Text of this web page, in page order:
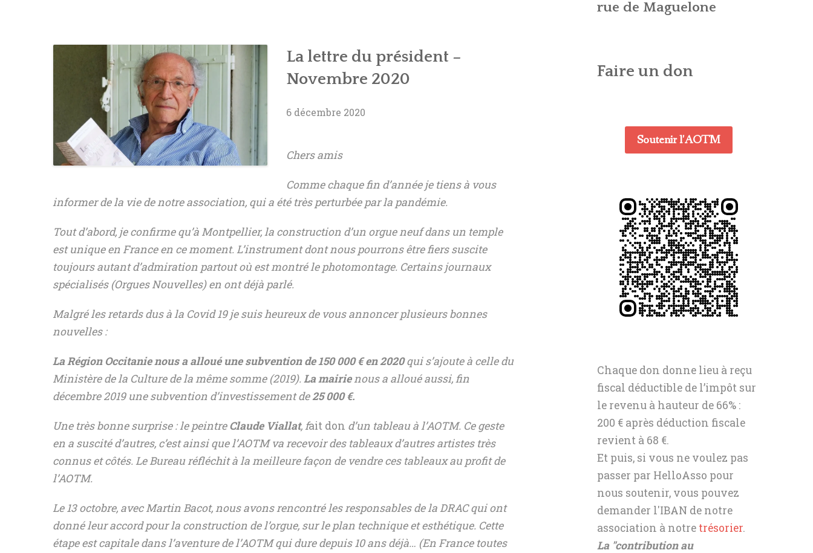
LA CONVENTION
LE PROTOCOLE D’ACCORD
POLITIQUE DE CONFIDENTIALITÉ
La lettre du président –
Novembre 2020
6 décembre 2020
Chers amis
Comme chaque fin d’année je tiens à vous
informer de la vie de notre association, qui a été très perturbée par la pandémie.
Tout d’abord, je confirme qu’à Montpellier, la construction d’un orgue neuf dans un temple
est unique en France en ce moment. L’instrument dont nous pourrons être fiers suscite
toujours autant d’admiration partout où est montré le photomontage. Certains journaux
spécialisés (Orgues Nouvelles) en ont déjà parlé.
Malgré les retards dus à la Covid 19 je suis heureux de vous annoncer plusieurs bonnes
nouvelles :
La Région Occitanie nous a alloué une subvention de 150 000 € en 2020qui s’ajoute à celle du
Ministère de la Culture de la même somme (2019).La mairienous a alloué aussi, fin
décembre 2019 une subvention d’investissement de25 000 €.
Une très bonne surprise : le peintreClaude Viallat, fait don d’un tableau à l’AOTM. Ce geste
en a suscité d’autres, c’est ainsi que l’AOTM va recevoir des tableaux d’autres artistes très
connus et côtés. Le Bureau réfléchit à la meilleure façon de vendre ces tableaux au profit de
l’AOTM.
Le 13 octobre, avec Martin Bacot, nous avons rencontré les responsables de la DRAC qui ont
donné leur accord pour la construction de l’orgue, sur le plan technique et esthétique. Cette
étape est capitale dans l’aventure de l’AOTM qui dure depuis 10 ans déjà… (En France toutes
rue de Maguelone
Faire un don
Soutenir l'AOTM
Chaque don donne lieu à reçu
fiscal déductible de l’impôt sur
le revenu à hauteur de 66% :
200 € après déduction fiscale
revient à 68 €.
Et puis, si vous ne voulez pas
passer par HelloAsso pour
nous soutenir, vous pouvez
demander l'IBAN de notre
association à notre trésorier.
La "contribution au